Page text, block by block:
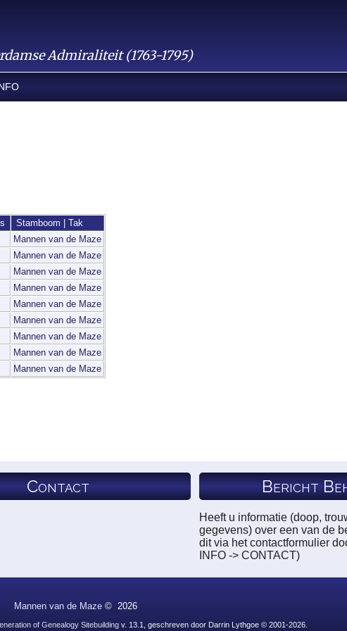
Admiraliteit (1763-1795)
Stamboom | Tak
Mannen van de Maze
Mannen van de Maze
Mannen van de Maze
Mannen van de Maze
Mannen van de Maze
Mannen van de Maze
Mannen van de Maze
Mannen van de Maze
Mannen van de Maze
Contact Bericht
Heeft u informatie (doop,
gegevens) over een van de
dit via het contactformulier
INFO -> CONTACT)
Mannen van de Maze© 2026
of Genealogy Sitebuildingv. 13.1, geschreven door Darrin Lythgoe © 2001-2026.